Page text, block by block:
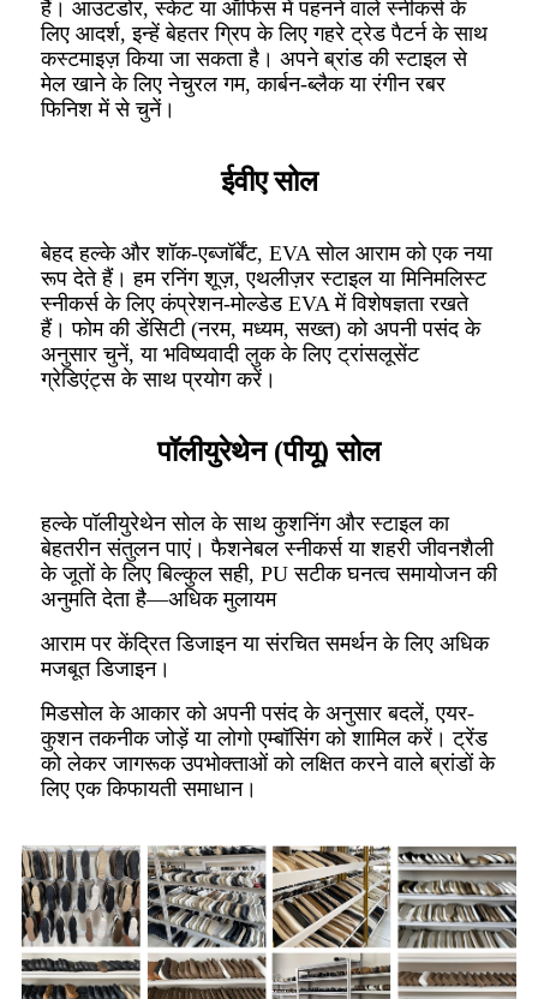
हैं। आउटडोर, स्केट या ऑफिस में पहनने वाले स्नीकर्स के
लिए आदर्श, इन्हें बेहतर ग्रिप के लिए गहरे ट्रेड पैटर्न के साथ
कस्टमाइज़ किया जा सकता है। अपने ब्रांड की स्टाइल से
मेल खाने के लिए नेचुरल गम, कार्बन-ब्लैक या रंगीन रबर
फिनिश में से चुनें।
ईवीए सोल
बेहद हल्के और शॉक-एब्जॉर्बेंट, EVA सोल आराम को एक नया
रूप देते हैं। हम रनिंग शूज़, एथलीज़र स्टाइल या मिनिमलिस्ट
स्नीकर्स के लिए कंप्रेशन-मोल्डेड EVA में विशेषज्ञता रखते
हैं। फोम की डेंसिटी (नरम, मध्यम, सख्त) को अपनी पसंद के
अनुसार चुनें, या भविष्यवादी लुक के लिए ट्रांसलूसेंट
ग्रेडिएंट्स के साथ प्रयोग करें।
पॉलीयुरेथेन (पीयू) सोल
हल्के पॉलीयुरेथेन सोल के साथ कुशनिंग और स्टाइल का
बेहतरीन संतुलन पाएं। फैशनेबल स्नीकर्स या शहरी जीवनशैली
के जूतों के लिए बिल्कुल सही, PU सटीक घनत्व समायोजन की
अनुमति देता है—अधिक मुलायम
आराम पर केंद्रित डिजाइन या संरचित समर्थन के लिए अधिक
मजबूत डिजाइन।
मिडसोल के आकार को अपनी पसंद के अनुसार बदलें, एयर-
कुशन तकनीक जोड़ें या लोगो एम्बॉसिंग को शामिल करें। ट्रेंड
को लेकर जागरूक उपभोक्ताओं को लक्षित करने वाले ब्रांडों के
लिए एक किफायती समाधान।